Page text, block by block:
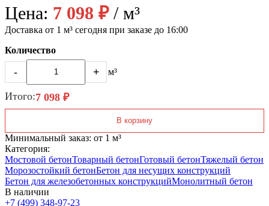
Цена: 7 098 ₽/ м³
Доставка от 1 м³ сегодня при заказе до 16:00
Количество
- + м³
Итого:7 098 ₽
В корзину
Минимальный заказ: от 1 м³
Категория:
Мостовой бетонТоварный бетонГотовый бетонТяжелый бетон
Морозостойкий бетонБетон для несущих конструкций
Бетон для железобетонных конструкцийМонолитный бетон
В наличии
+7 (499) 348-97-23